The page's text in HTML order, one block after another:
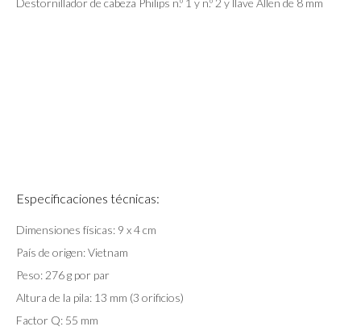
Destornillador de cabeza Philips n.º 1 y n.º 2 y llave Allen de 8 mm
Especificaciones técnicas:
Dimensiones físicas: 9 x 4 cm
País de origen: Vietnam
Peso: 276 g por par
Altura de la pila: 13 mm (3 orificios)
Factor Q: 55 mm